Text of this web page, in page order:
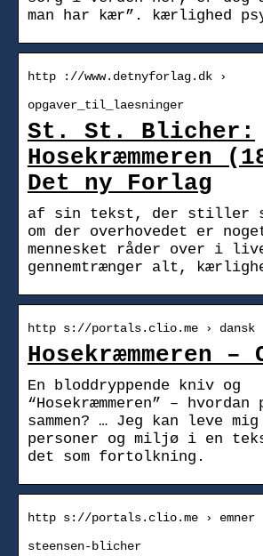
man har kær”. kærlighed
http ://www.detnyforlag.dk ›
opgaver_til_laesninger
St. St. Blicher:
Hosekræmmeren
Det ny Forlag
af sin tekst, der stiller
om der overhovedet er
mennesket råder over i
gennemtrænger alt,
http s://portals.clio.me › dansk
Hosekræmmeren –
En bloddryppende kniv og
“Hosekræmmeren” –
sammen? … Jeg kan leve
personer og miljø i en
det som fortolkning.
http s://portals.clio.me › emner
steensen-blicher